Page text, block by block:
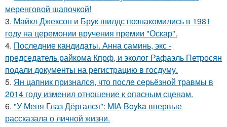
меренговой шапочкой!
3. Майкл Джексон и Брук шилдс познакомились в 1981
году на церемонии вручения премии "Оскар".
4. Последние кандидаты. Анна саминь, экс -
председатель райкома Кпрф, и эколог Рафаэль Петросян
подали документы на регистрацию в госдуму.
5. Ян цапник признался, что после серьёзной травмы в
2014 году изменил отношение к опасным сценам.
6. "У Меня Глаз Дёргался": MIA Boyka впервые
рассказала о личной жизни.